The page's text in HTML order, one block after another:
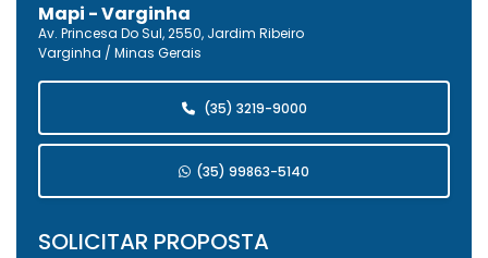
Mapi - Varginha
Av. Princesa Do Sul, 2550, Jardim Ribeiro
Varginha / Minas Gerais
(35) 3219-9000
(35) 99863-5140
SOLICITAR PROPOSTA